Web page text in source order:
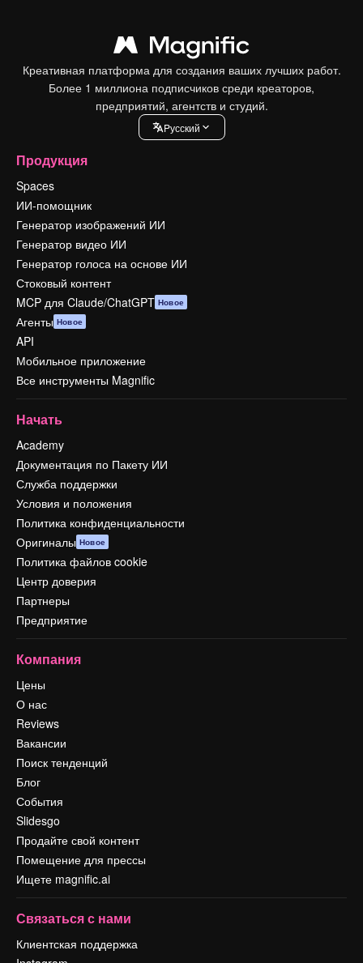
Креативная платформа для создания ваших лучших работ.
Более 1 миллиона подписчиков среди креаторов,
предприятий, агентств и студий.
Pусский
Продукция
Spaces
ИИ-помощник
Генератор изображений ИИ
Генератор видео ИИ
Генератор голоса на основе ИИ
Стоковый контент
MCP для Claude/ChatGPT Новое
Агенты Новое
API
Мобильное приложение
Все инструменты Magnific
Начать
Academy
Документация по Пакету ИИ
Служба поддержки
Условия и положения
Политика конфиденциальности
Оригиналы Новое
Политика файлов cookie
Центр доверия
Партнеры
Предприятие
Компания
Цены
О нас
Reviews
Вакансии
Поиск тенденций
Блог
События
Slidesgo
Продайте свой контент
Помещение для прессы
Ищете magnific.ai
Связаться с нами
Клиентская поддержка